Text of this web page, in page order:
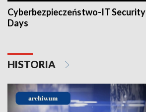
Cyberbezpieczeństwo-IT Security
Days
HISTORIA